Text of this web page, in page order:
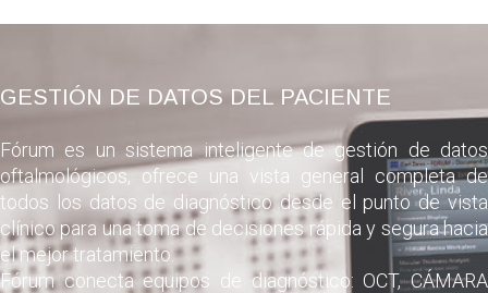
GESTIÓN DE DATOS DEL PACIENTE
Fórum es un sistema inteligente de gestión de datos
oftalmológicos, ofrece una vista general completa de
todos los datos de diagnóstico desde el punto de vista
clínico para una toma de decisiones rápida y segura hacia
el mejor tratamiento.
Fórum conecta equipos de diagnóstico: OCT, CÁMARA